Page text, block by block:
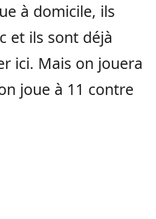
à domicile, ils
et ils sont déjà
ici. Mais on jouera
joue à 11 contre